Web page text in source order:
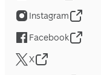
Instagram
Facebook
X